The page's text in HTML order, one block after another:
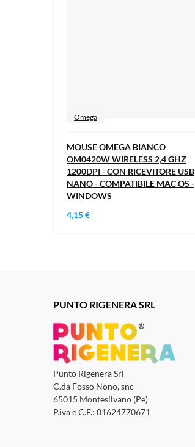
Omega
MOUSE OMEGA BIANCO
OM0420W WIRELESS 2,4 GHZ
1200DPI - CON RICEVITORE USB
NANO - COMPATIBILE MAC OS -
WINDOWS
4,15 €
PUNTO RIGENERA SRL
Punto Rigenera Srl
C.da Fosso Nono, snc
65015 Montesilvano (Pe)
P.iva e C.F.: 01624770671